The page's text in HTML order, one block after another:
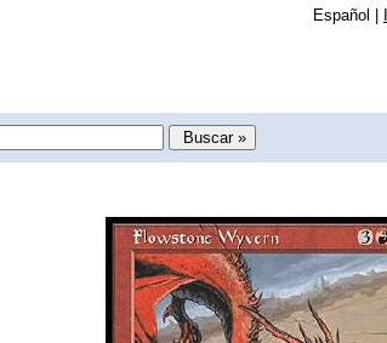
Español |